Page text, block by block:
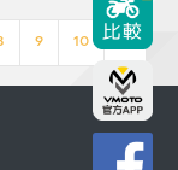
9 10 >>